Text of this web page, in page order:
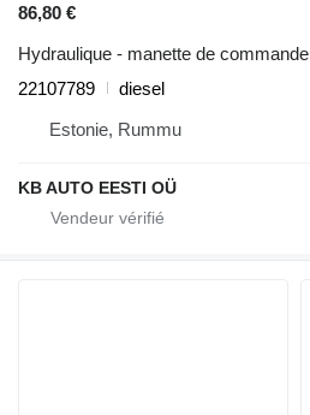
86,80 €
Hydraulique - manette de commande
22107789
diesel
Estonie, Rummu
KB AUTO EESTI OÜ